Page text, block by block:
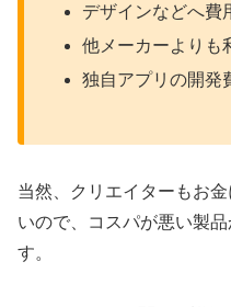
デザインなどへ費
他メーカーよりも
独自アプリの開発
当然、クリエイターもお
いので、コスパが悪い製
す。